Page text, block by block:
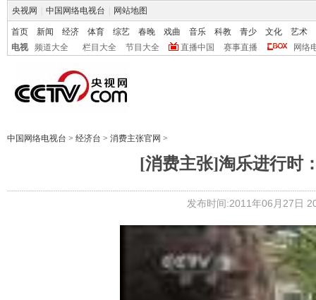
央视网 中国网络电视台 网站地图
首页 新闻 经济 体育 综艺 春晚 戏曲 音乐 科教 青少 文化
艺术
电视
频道大全 栏目大全 节目大全 直播中国 赛事直播 网络
中国网络电视台 > 经济台 > 消费主张官网 >
[消费主张]淘乐进行时
发布时间:2011年06月27日